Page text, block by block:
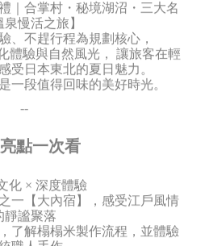
｜合掌村・秘境湖沼・三大名
慢活之旅】
、不趕行程為規劃核心，
體驗與自然風光， 讓旅客在輕
受日本東北的夏日魅力。
一段值得回味的美好時光。
--
點一次看
化 × 深度體驗
一【大內宿】，感受江戶風情
靜謐聚落
了解榻榻米製作流程，並體驗